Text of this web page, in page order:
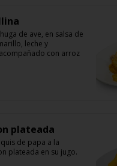
de ave, en salsa de
leche y
con arroz
plateada
de papa a la
plateada en su jugo.